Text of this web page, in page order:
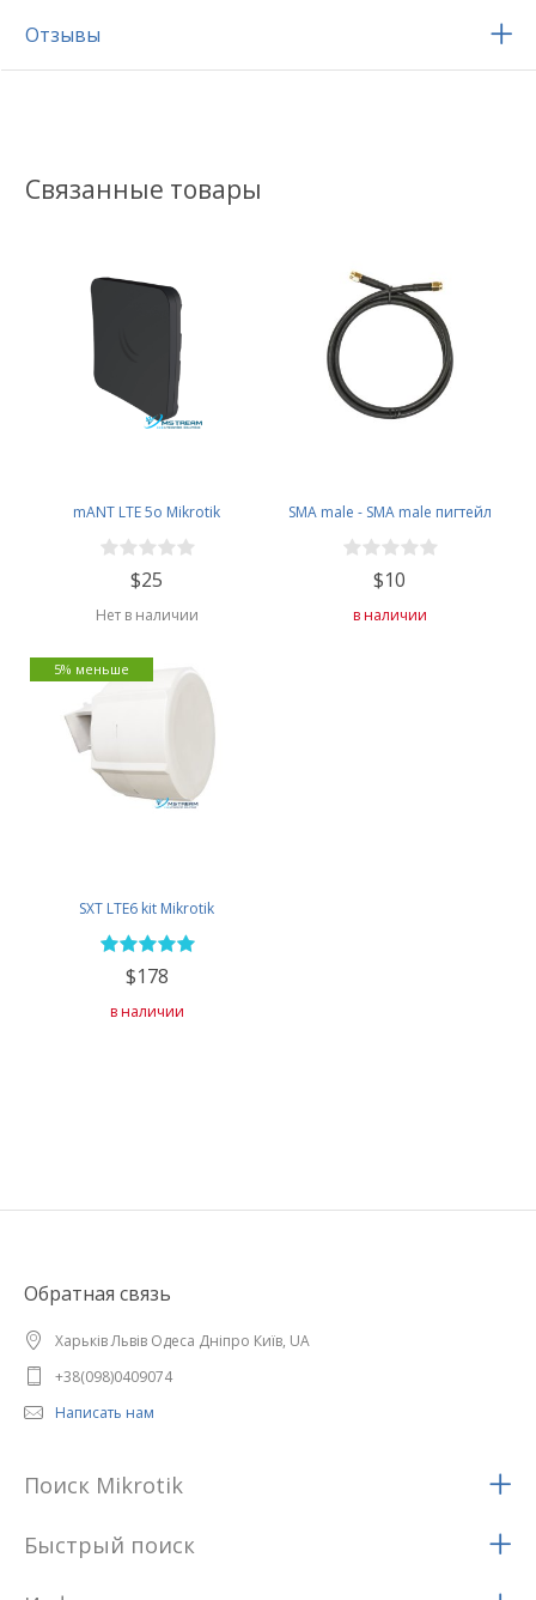
Отзывы
Связанные товары
mANT LTE 5o Mikrotik
$25
Нет в наличии
SMA male - SMA male пигтейл
$10
в наличии
SXT LTE6 kit Mikrotik
$178
в наличии
5% меньше
Обратная связь
Харьків Львів Одеса Дніпро Київ, UA
+38(098)0409074
Написать нам
Поиск Mikrotik
Быстрый поиск